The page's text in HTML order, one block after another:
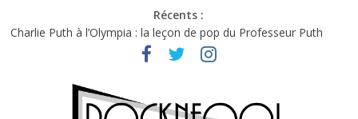
Récents :
Charlie Puth à l’Olympia : la leçon de pop du Professeur Puth
Festival Triptyque : un nouveau festival de musique indépendant
Hellfest 2026 vendredi : température et émotions en hausse
Hellfest 2026 jeudi : impossible de choisir entre chaleur et bonne